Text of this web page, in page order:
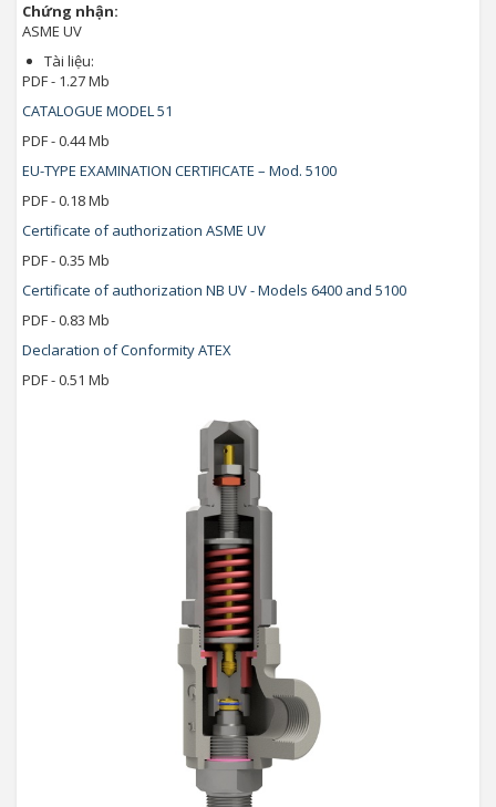
Chứng nhận:
ASME UV
Tài liệu:
PDF - 1.27 Mb
CATALOGUE MODEL 51
PDF - 0.44 Mb
EU-TYPE EXAMINATION CERTIFICATE – Mod. 5100
PDF - 0.18 Mb
Certificate of authorization ASME UV
PDF - 0.35 Mb
Certificate of authorization NB UV - Models 6400 and 5100
PDF - 0.83 Mb
Declaration of Conformity ATEX
PDF - 0.51 Mb